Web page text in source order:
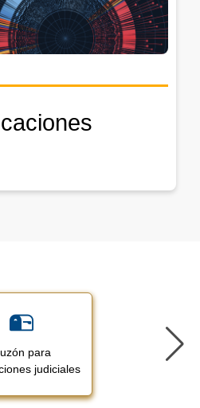
para
judiciales